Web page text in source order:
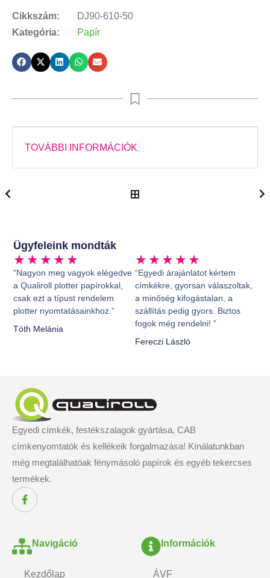
Cikkszám:
DJ90-610-50
Kategória:
Papír
TOVÁBBI INFORMÁCIÓK
Ügyfeleink mondták
★ ★ ★ ★ ★
“Nagyon meg vagyok elégedve
a Qualiroll plotter papírokkal,
csak ezt a típust rendelem
plotter nyomtatásainkhoz.”
Tóth Melánia
★ ★ ★ ★ ★
“Egyedi árajánlatot kértem
címkékre, gyorsan válaszoltak,
a minőség kifogástalan, a
szállítás pedig gyors. Biztos
fogok még rendelni! ”
Fereczi László
Egyedi címkék, festékszalagok gyártása, CAB
címkenyomtatók és kellékeik forgalmazása! Kínálatunkban
még megtalálhatóak fénymásoló papírok és egyéb tekercses
termékek.
Navigáció
Kezdőlap
Információk
ÁVF